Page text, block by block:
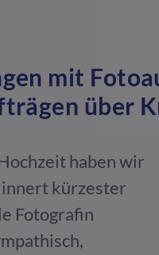
mit
über
haben wir
kürzester
Fotografin